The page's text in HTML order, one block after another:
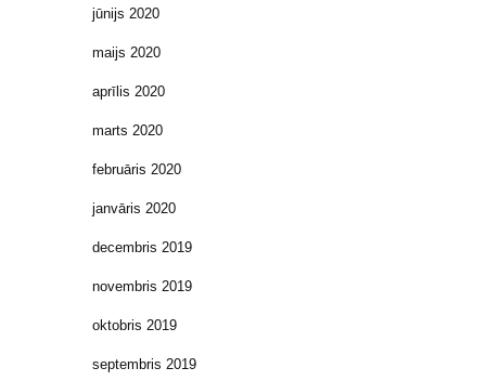
jūnijs 2020
maijs 2020
aprīlis 2020
marts 2020
februāris 2020
janvāris 2020
decembris 2019
novembris 2019
oktobris 2019
septembris 2019